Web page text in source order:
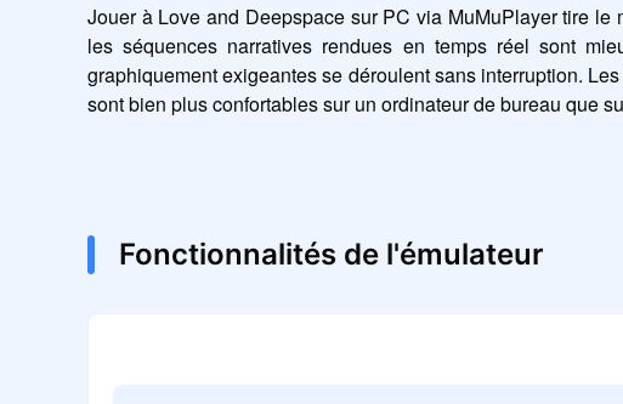
Jouer à Love and Deepspace sur PC via MuMuPlayer tire
les séquences narratives rendues en temps réel sont
graphiquement exigeantes se déroulent sans interruption.
sont bien plus confortables sur un ordinateur de bureau que
Fonctionnalités de l'émulateur